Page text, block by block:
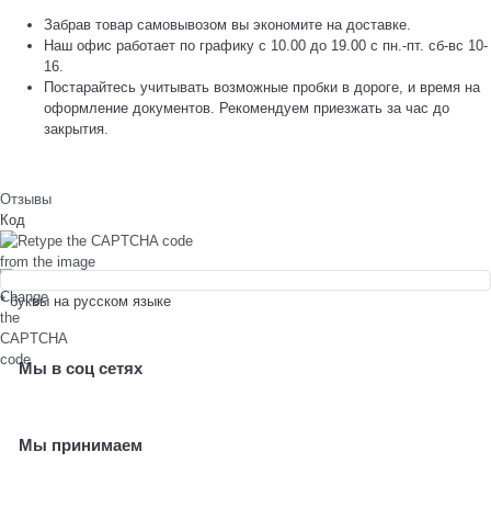
Забрав товар самовывозом вы экономите на доставке.
Наш офис работает по графику с 10.00 до 19.00 с пн.-пт. сб-вс 10-
16.
Постарайтесь учитывать возможные пробки в дороге, и время на
оформление документов. Рекомендуем приезжать за час до
закрытия.
Отзывы
Код
* буквы на русском языке
Мы в соц сетях
Мы принимаем